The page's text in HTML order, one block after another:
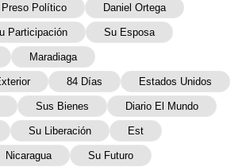
Preso Político Daniel Ortega
Participación Su Esposa
Maradiaga
84 Días Estados Unidos
Sus Bienes Diario El Mundo
Su Liberación Est
Nicaragua Su Futuro